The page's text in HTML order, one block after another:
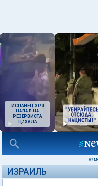
ИСПАНЕЦ ЗРЯ
НАПАЛ НА
РЕЗЕРВИСТА
ЦАХАЛА
07
ИЗРАИЛЬ